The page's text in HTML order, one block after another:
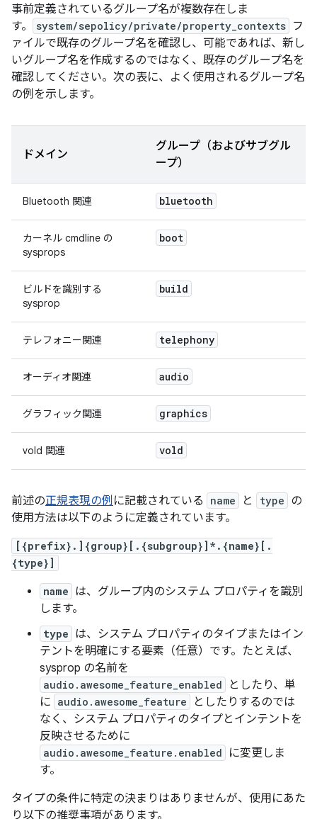
事前定義されているグループ名が複数存在しま
す。
system/sepolicy/private/property_contexts フ
ァイルで既存のグループ名を確認し、可能であれば、新し
いグループ名を作成するのではなく、既存のグループ名を
確認してください。次の表に、よく使用されるグループ名
の例を示します。
ドメイン
グループ（およびサブグル
ープ）
Bluetooth 関連 bluetooth
カーネル cmdline の
sysprops
boot
ビルドを識別する
sysprop
build
テレフォニー関連 telephony
オーディオ関連 audio
グラフィック関連 graphics
vold 関連 vold
前述の正規表現の例 に記載されている name と type の
使用方法は以下のように定義されています。
[{prefix}.]{group}[.{subgroup}]*.{name}[.
{type}]
name は、グループ内のシステム プロパティを識別
します。
type は、システム プロパティのタイプまたはイン
テントを明確にする要素（任意）です。たとえば、
sysprop の名前を
audio.awesome_feature_enabled
としたり、単
に audio.awesome_feature
としたりするのでは
なく、システム プロパティのタイプとインテントを
反映させるために
audio.awesome_feature.enabled
に変更しま
す。
タイプの条件に特定の決まりはありませんが、使用にあた
り以下の推奨事項があります。